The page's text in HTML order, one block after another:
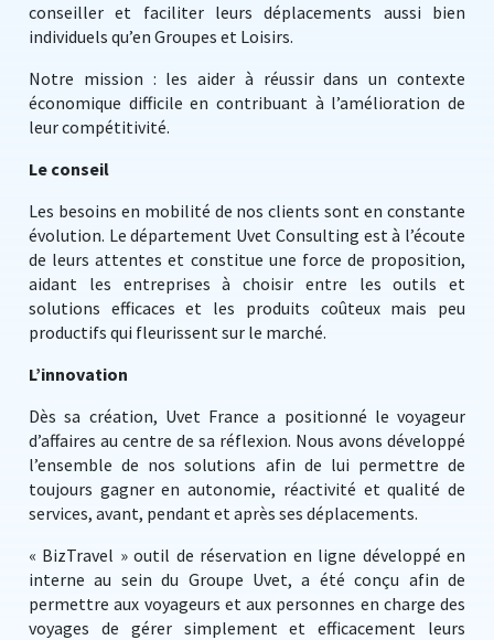
conseiller et faciliter leurs déplacements aussi bien
individuels qu’en Groupes et Loisirs.
Notre mission : les aider à réussir dans un contexte
économique difficile en contribuant à l’amélioration de
leur compétitivité.
Le conseil
Les besoins en mobilité de nos clients sont en constante
évolution. Le département Uvet Consulting est à l’écoute
de leurs attentes et constitue une force de proposition,
aidant les entreprises à choisir entre les outils et
solutions efficaces et les produits coûteux mais peu
productifs qui fleurissent sur le marché.
L’innovation
Dès sa création, Uvet France a positionné le voyageur
d’affaires au centre de sa réflexion. Nous avons développé
l’ensemble de nos solutions afin de lui permettre de
toujours gagner en autonomie, réactivité et qualité de
services, avant, pendant et après ses déplacements.
« BizTravel » outil de réservation en ligne développé en
interne au sein du Groupe Uvet, a été conçu afin de
permettre aux voyageurs et aux personnes en charge des
voyages de gérer simplement et efficacement leurs